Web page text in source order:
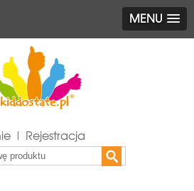
MENU
| Rejestracja